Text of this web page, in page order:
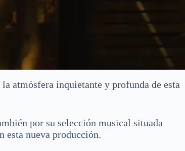
atmósfera inquietante y profunda de esta
por su selección musical situada
esta nueva producción.